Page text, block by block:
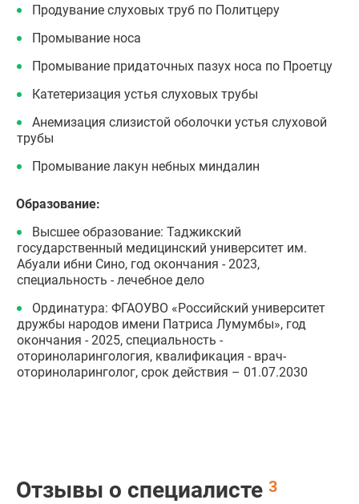
Продувание слуховых труб по Политцеру
Промывание носа
Промывание придаточных пазух носа по Проетцу
Катетеризация устья слуховых трубы
Анемизация слизистой оболочки устья слуховой
трубы
Промывание лакун небных миндалин
Образование:
Высшее образование: Таджикский
государственный медицинский университет им.
Абуали ибни Сино, год окончания - 2023,
специальность - лечебное дело
Ординатура: ФГАОУВО «Российский университет
дружбы народов имени Патриса Лумумбы», год
окончания - 2025, специальность -
оториноларингология, квалификация - врач-
оториноларинголог, срок действия – 01.07.2030
Отзывы о специалисте 3